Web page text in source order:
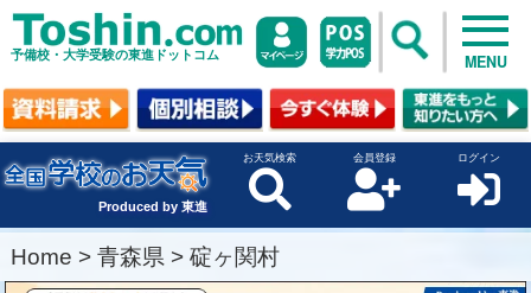
予備校・大学受験の東進ドットコム MENU
Produced by 東進
お天気検索 会員登録 ログイン
Home > 青森県 > 碇ヶ関村